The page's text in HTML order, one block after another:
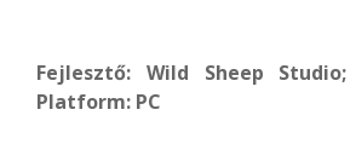
Fejlesztő: Wild Sheep Studio;
Platform: PC